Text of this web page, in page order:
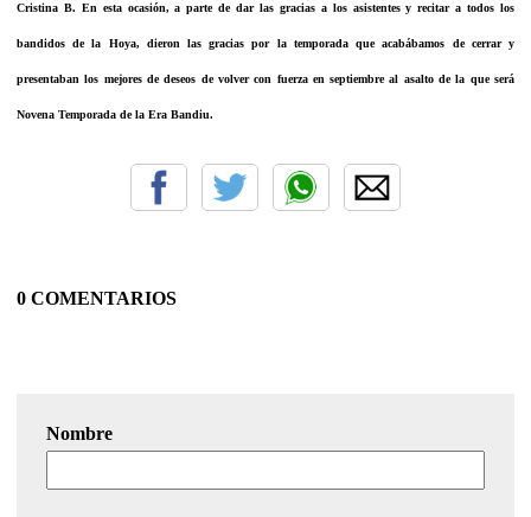
Cristina B. En esta ocasión, a parte de dar las gracias a los asistentes y recitar a todos los
bandidos de la Hoya, dieron las gracias por la temporada que acabábamos de cerrar y
presentaban los mejores de deseos de volver con fuerza en septiembre al asalto de la que será
Novena Temporada de la Era Bandiu.
0 COMENTARIOS
Nombre